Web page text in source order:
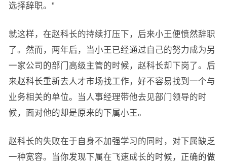
选择辞职。”
就这样，在赵科长的持续打压下，后来小王便愤然辞职
了。然而，两年后，当小王已经通过自己的努力成为另
一家公司的部门高级主管的时候，赵科长却下岗了。后
来赵科长重新去人才市场找工作，好不容易找到一个与
业务相关的单位。当人事经理带他去见部门领导的时
候，面对他的却是原来的下属小王。
赵科长的失败在于自身不加强学习的同时，对下属缺乏
一种宽容。当你发现下属在飞速成长的时候，正确的做